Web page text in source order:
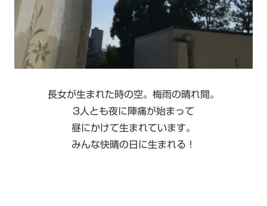
長女が生まれた時の空。梅雨の晴れ間。
3人とも夜に陣痛が始まって
昼にかけて生まれています。
みんな快晴の日に生まれる！